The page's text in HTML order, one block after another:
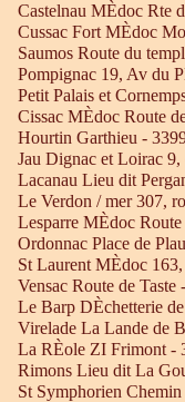
Castelnau MÈdoc Rte
Cussac Fort MÈdoc
Saumos Route du
Pompignac 19, Av du
Petit Palais et
Cissac MÈdoc Route
Hourtin Garthieu -
Jau Dignac et Loirac
Lacanau Lieu dit
Le Verdon / mer 307,
Lesparre MÈdoc
Ordonnac Place de
St Laurent MÈdoc
Vensac Route de Taste
Le Barp DÈchetterie
Virelade La Lande de
La RÈole ZI Frimont -
Rimons Lieu dit La
St Symphorien